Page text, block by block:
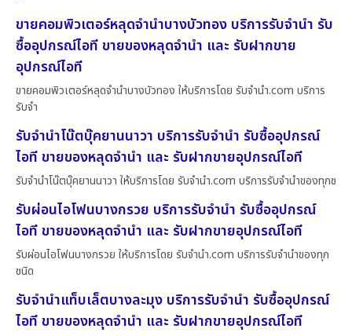
ขายคอมพิวเตอร์หลุดจำนำบางบัวทอง บริการรับจำนำ รับ
ซื้ออุปกรณ์ไอที ขายของหลุดจำนำ และ รับฝากขาย
อุปกรณ์ไอที
ขายคอมพิวเตอร์หลุดจำนำบางบัวทอง ให้บริการโดย รับจํานํา.com บริการ
รับจำ
รับจำนำโน๊ตบุ๊คยานนาวา บริการรับจำนำ รับซื้ออุปกรณ์
ไอที ขายของหลุดจำนำ และ รับฝากขายอุปกรณ์ไอที
รับจำนำโน๊ตบุ๊คยานนาวา ให้บริการโดย รับจํานํา.com บริการรับจำนำของทุกช
รับผ่อนไอโฟนบางกรวย บริการรับจำนำ รับซื้ออุปกรณ์
ไอที ขายของหลุดจำนำ และ รับฝากขายอุปกรณ์ไอที
รับผ่อนไอโฟนบางกรวย ให้บริการโดย รับจํานํา.com บริการรับจำนำของทุก
ชนิด
รับจำนำแท็บเล็ตบางละมุง บริการรับจำนำ รับซื้ออุปกรณ์
ไอที ขายของหลุดจำนำ และ รับฝากขายอุปกรณ์ไอที